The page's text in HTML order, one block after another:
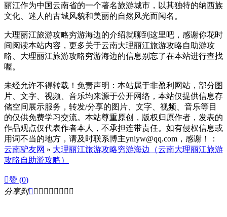
丽江作为中国云南省的一个著名旅游城市，以其独特的纳西族
文化、迷人的古城风貌和美丽的自然风光而闻名。
大理丽江旅游攻略穷游海边的介绍就聊到这里吧，感谢你花时
间阅读本站内容，更多关于云南大理丽江旅游攻略自助游攻
略、大理丽江旅游攻略穷游海边的信息别忘了在本站进行查找
喔。
未经允许不得转载！免责声明：本站属于非盈利网站，部分图
片、文字、视频、音乐均来源于公开网络，本站仅提供信息存
储空间展示服务，转发/分享的图片、文字、视频、音乐等目
的仅供免费学习交流。本站尊重原创，版权归原作者，发表的
作品观点仅代表作者本人，不承担连带责任。如有侵权信息或
用词不当的地方，请及时联系博主ynlyw@qq.com，感谢！：
云南驴友网 » 大理丽江旅游攻略穷游海边（云南大理丽江旅游
攻略自助游攻略）
赞 (0)
分享到        